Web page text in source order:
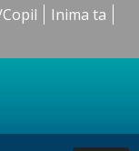
Inima ta